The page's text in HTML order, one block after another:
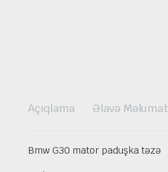
Açıqlama Əlavə Məlumat
Bmw G30 mator paduşka təzə